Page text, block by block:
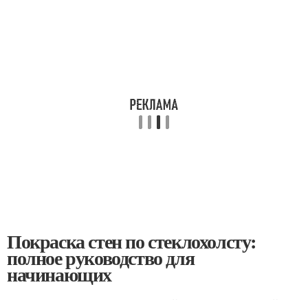
Покраска стен по стеклохолсту:
полное руководство для
начинающих